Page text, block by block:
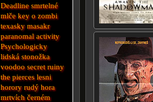
Deadline smrtelné
mlče key o zombi
texasky masakr
paranomal activity
Psychologicky
lidská stonožka
voodoo secret ruiny
the pierces lesni
hororyrudý hora
mrtvích černém